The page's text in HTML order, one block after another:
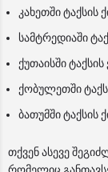
კახეთში ტაქსის
სამტრედიაში
ქუთაისში
ქობულეთში
ბათუმში ტაქსის
თქვენ ასევე
რომელიც